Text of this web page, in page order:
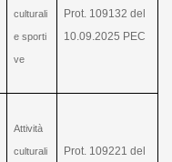
culturali
e sporti
ve
Prot. 109132 del
10.09.2025 PEC
Attività
culturali
Prot. 109221 del